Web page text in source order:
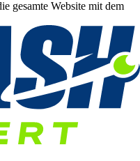
gesamte Website mit dem